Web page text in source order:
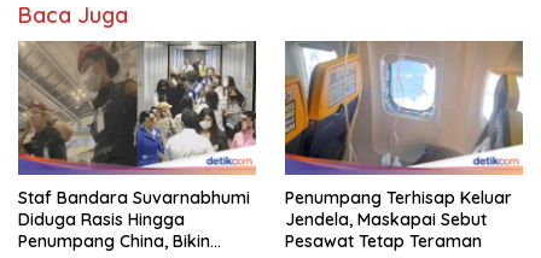
Baca Juga
Staf Bandara Suvarnabhumi
Diduga Rasis Hingga
Penumpang China, Bikin
Penumpang Terhisap Keluar
Jendela, Maskapai Sebut
Pesawat Tetap Teraman